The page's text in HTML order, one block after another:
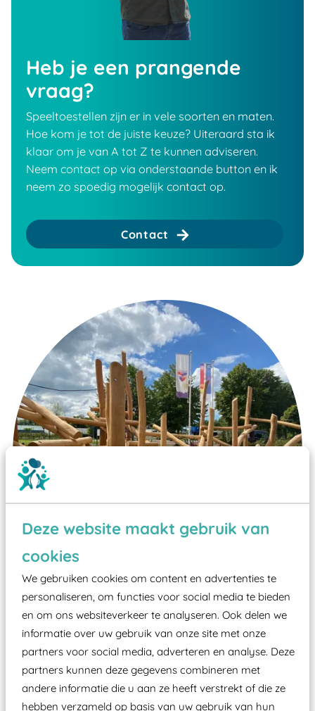
Deze website maakt gebruik van
cookies
We gebruiken cookies om content en advertenties te
personaliseren, om functies voor social media te bieden
en om ons websiteverkeer te analyseren. Ook delen we
informatie over uw gebruik van onze site met onze
partners voor social media, adverteren en analyse. Deze
partners kunnen deze gegevens combineren met
andere informatie die u aan ze heeft verstrekt of die ze
hebben verzameld op basis van uw gebruik van hun
Heb je een prangende
vraag?
Speeltoestellen zijn er in vele soorten en maten.
Hoe kom je tot de juiste keuze? Uiteraard sta ik
klaar om je van A tot Z te kunnen adviseren.
Neem contact op via onderstaande button en ik
neem zo spoedig mogelijk contact op.
Contact
Wist je dat:
Vanaf een valhoogte van 1,5 meter een speciale
valondergrond onder speeltoestellen verplicht is
zoals kunstgras, rubber tegels of boomschors?
Elk speeltoestel in de openbare ruimte voorzien